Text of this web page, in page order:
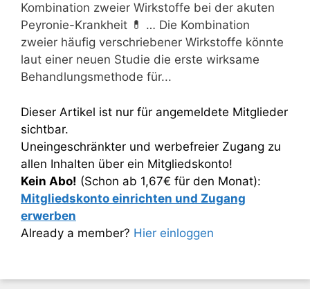
Kombination zweier Wirkstoffe bei der akuten
Peyronie-Krankheit 💊 … Die Kombination
zweier häufig verschriebener Wirkstoffe könnte
laut einer neuen Studie die erste wirksame
Behandlungsmethode für...
Dieser Artikel ist nur für angemeldete Mitglieder
sichtbar.
Uneingeschränkter und werbefreier Zugang zu
allen Inhalten über ein Mitgliedskonto!
Kein Abo! (Schon ab 1,67€ für den Monat):
Mitgliedskonto einrichten und Zugang
erwerben
Already a member? Hier einloggen